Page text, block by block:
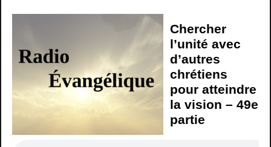
Chercher
l’unité avec
d’autres
chrétiens
pour atteindre
la vision – 49e
partie